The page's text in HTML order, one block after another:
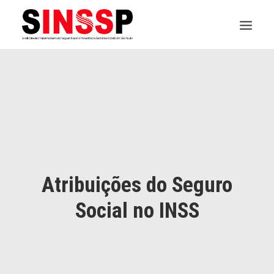
PREVIDÊNCIA
Atribuições do Seguro
Social no INSS